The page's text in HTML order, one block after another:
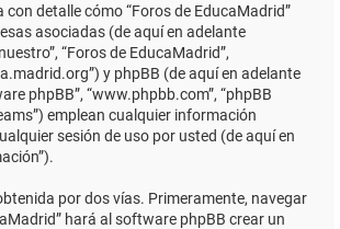
con detalle cómo “Foros de EducaMadrid”
asociadas (de aquí en adelante
“Foros de EducaMadrid”,
y phpBB (de aquí en adelante
phpBB”, “www.phpbb.com”, “phpBB
emplean cualquier información
sesión de uso por usted (de aquí en
por dos vías. Primeramente, navegar
hará al software phpBB crear un